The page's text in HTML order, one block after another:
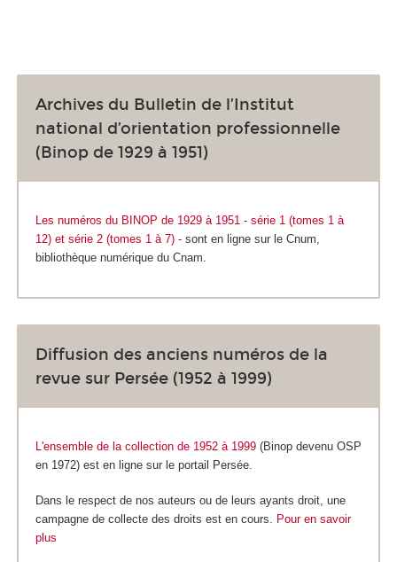
Archives du Bulletin de l’Institut
national d’orientation professionnelle
(Binop de 1929 à 1951)
Les numéros du BINOP de 1929 à 1951 - série 1 (tomes 1 à
12) et série 2 (tomes 1 à 7) - sont en ligne sur le Cnum,
bibliothèque numérique du Cnam.
Diffusion des anciens numéros de la
revue sur Persée (1952 à 1999)
L'ensemble de la collection de 1952 à 1999 (Binop devenu OSP
en 1972) est en ligne sur le portail Persée.
Dans le respect de nos auteurs ou de leurs ayants droit, une
campagne de collecte des droits est en cours. Pour en savoir
plus